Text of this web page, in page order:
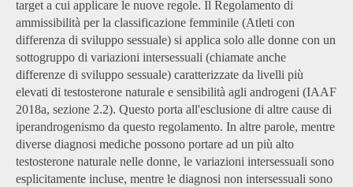
target a cui applicare le nuove regole. Il Regolamento di
ammissibilità per la classificazione femminile (Atleti con
differenza di sviluppo sessuale) si applica solo alle donne con un
sottogruppo di variazioni intersessuali (chiamate anche
differenze di sviluppo sessuale) caratterizzate da livelli più
elevati di testosterone naturale e sensibilità agli androgeni (IAAF
2018a, sezione 2.2). Questo porta all'esclusione di altre cause di
iperandrogenismo da questo regolamento. In altre parole, mentre
diverse diagnosi mediche possono portare ad un più alto
testosterone naturale nelle donne, le variazioni intersessuali sono
esplicitamente incluse, mentre le diagnosi non intersessuali sono